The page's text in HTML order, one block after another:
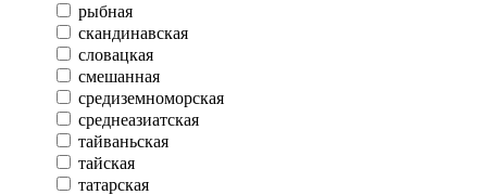
рыбная
скандинавская
словацкая
смешанная
средиземноморская
среднеазиатская
тайваньская
тайская
татарская